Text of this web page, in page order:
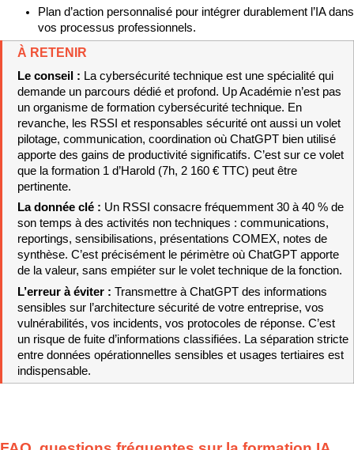
Plan d’action personnalisé pour intégrer durablement l’IA dans
vos processus professionnels.
À RETENIR
Le conseil : La cybersécurité technique est une spécialité qui
demande un parcours dédié et profond. Up Académie n’est pas
un organisme de formation cybersécurité technique. En
revanche, les RSSI et responsables sécurité ont aussi un volet
pilotage, communication, coordination où ChatGPT bien utilisé
apporte des gains de productivité significatifs. C’est sur ce volet
que la formation 1 d’Harold (7h, 2 160 € TTC) peut être
pertinente.
La donnée clé : Un RSSI consacre fréquemment 30 à 40 % de
son temps à des activités non techniques : communications,
reportings, sensibilisations, présentations COMEX, notes de
synthèse. C’est précisément le périmètre où ChatGPT apporte
de la valeur, sans empiéter sur le volet technique de la fonction.
L’erreur à éviter : Transmettre à ChatGPT des informations
sensibles sur l’architecture sécurité de votre entreprise, vos
vulnérabilités, vos incidents, vos protocoles de réponse. C’est
un risque de fuite d’informations classifiées. La séparation stricte
entre données opérationnelles sensibles et usages tertiaires est
indispensable.